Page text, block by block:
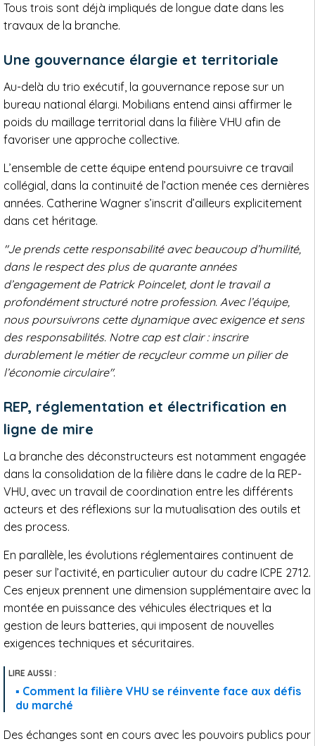
Tous trois sont déjà impliqués de longue date dans les
travaux de la branche.
Une gouvernance élargie et territoriale
Au-delà du trio exécutif, la gouvernance repose sur un
bureau national élargi. Mobilians entend ainsi affirmer le
poids du maillage territorial dans la filière VHU afin de
favoriser une approche collective.
L’ensemble de cette équipe entend poursuivre ce travail
collégial, dans la continuité de l’action menée ces dernières
années. Catherine Wagner s’inscrit d’ailleurs explicitement
dans cet héritage.
"Je prends cette responsabilité avec beaucoup d’humilité,
dans le respect des plus de quarante années
d’engagement de Patrick Poincelet, dont le travail a
profondément structuré notre profession. Avec l’équipe,
nous poursuivrons cette dynamique avec exigence et sens
des responsabilités. Notre cap est clair : inscrire
durablement le métier de recycleur comme un pilier de
l’économie circulaire".
REP, réglementation et électrification en
ligne de mire
La branche des déconstructeurs est notamment engagée
dans la consolidation de la filière dans le cadre de la REP-
VHU, avec un travail de coordination entre les différents
acteurs et des réflexions sur la mutualisation des outils et
des process.
En parallèle, les évolutions réglementaires continuent de
peser sur l’activité, en particulier autour du cadre ICPE 2712.
Ces enjeux prennent une dimension supplémentaire avec la
montée en puissance des véhicules électriques et la
gestion de leurs batteries, qui imposent de nouvelles
exigences techniques et sécuritaires.
Comment la filière VHU se réinvente face aux défis
du marché
Des échanges sont en cours avec les pouvoirs publics pour